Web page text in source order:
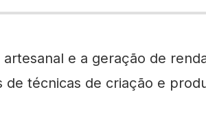
e a geração de
técnicas de criação e